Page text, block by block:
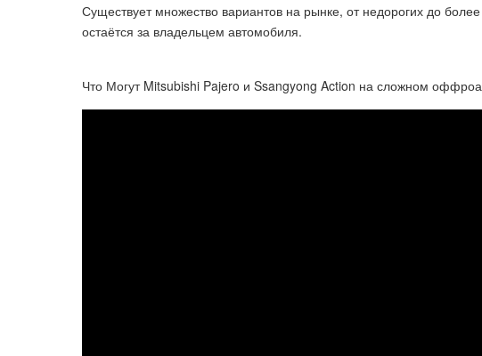
Существует множество вариантов на рынке, от недорогих до
остаётся за владельцем автомобиля.
Что Могут Mitsubishi Pajero и Ssangyong Action на сложном